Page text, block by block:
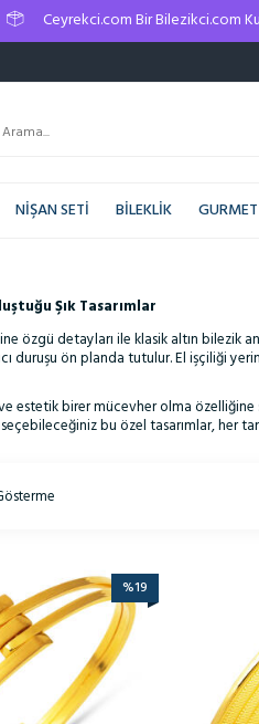
Ceyrekci.com Bir Bilezikci.com
NIŞAN SETI BILEKLIK
Şık Tasarımlar
detayları ile klasik altın bilezik
duruşu ön planda tutulur. El işçiliği
birer mücevher olma
bu özel tasarımlar, her
%19